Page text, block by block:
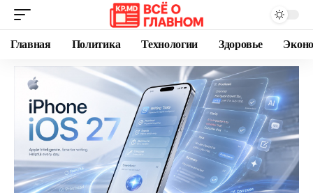
Главная Политика Технологии Здоровье